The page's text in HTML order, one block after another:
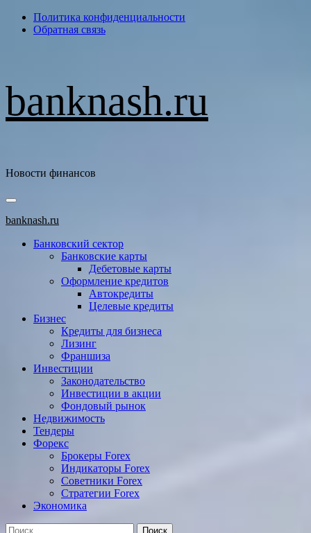
ПерейтиПолитика конфиденциальности
Обратная связь
banknash.ru
Новости финансов
Основное
меню
banknash.ru
Банковский сектор
Банковские карты
Дебетовые карты
Оформление кредитов
Автокредиты
Целевые кредиты
Бизнес
Кредиты для бизнеса
Лизинг
Франшиза
Инвестиции
Законодательство
Инвестиции в акции
Фондовый рынок
Недвижимость
Тендеры
Форекс
Брокеры Forex
Индикаторы Forex
Советники Forex
Стратегии Forex
Экономика
Найти: